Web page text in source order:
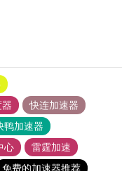
快连加速器
鸭加速器
心
雷霆加速
免费的加速器推荐